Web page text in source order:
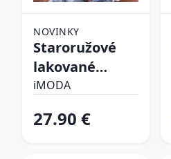
NOVINKY
Staroružové
lakované
lodičky
iMODA
27.90 €